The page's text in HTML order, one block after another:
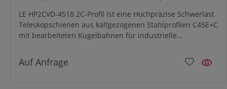
GS: Gewinde M6/Senkbohrung für M5,
Lastwert 170kg, Stahl verzinkt
LE HP2CVD-4518 2C-Profil ist eine Hochpräzise Schwerlast
Teleskopschienen aus kaltgezogenen Stahlprofilen C45E+C
mit bearbeiteten Kugelbahnen für industrielle
Vibrationsfestigkeit. Speziell für den beidseitigen Auszug
konzipiert.
Auf Anfrage